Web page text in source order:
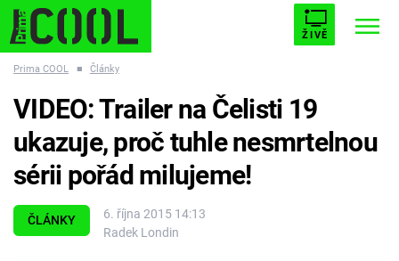
ŽIVĚ
ESCAPE PLNEJ KOTEL AVENGERS 5
Témata
Prima COOL ■ Články
ČLÁNKY
6. října 2015 14:13
Radek Londin
VIDEO: Trailer na Čelisti 19
ukazuje, proč tuhle nesmrtelnou
sérii pořád milujeme!